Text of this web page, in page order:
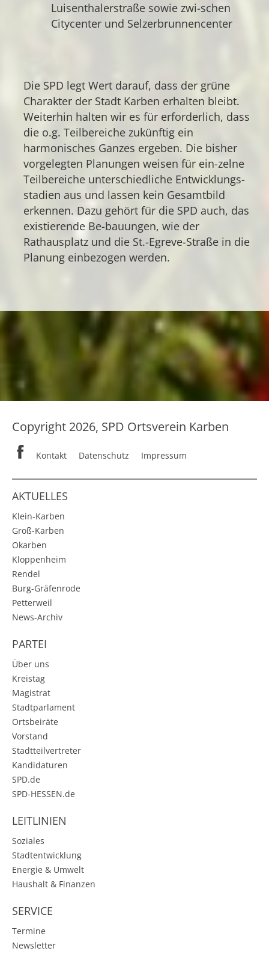
Luisenthalerstraße sowie zwi-schen
Citycenter und Selzerbrunnencenter
Die SPD legt Wert darauf, dass der grüne
Charakter der Stadt Karben erhalten bleibt.
Weiterhin halten wir es für erforderlich, dass
die o.g. Teilbereiche zukünftig ein
harmonisches Ganzes ergeben. Die bisher
vorgelegten Planungen weisen für ein-zelne
Teilbereiche unterschiedliche Entwicklungs-
stadien aus und lassen kein Gesamtbild
erkennen. Dazu gehört für die SPD auch, das
existierende Be-bauungen, wie der
Rathausplatz und die St.-Egreve-Straße in die
Planung einbezogen werden.
Copyright 2026, SPD Ortsverein Karben
Kontakt Datenschutz Impressum
AKTUELLES
Klein-Karben
Groß-Karben
Okarben
Kloppenheim
Rendel
Burg-Gräfenrode
Petterweil
News-Archiv
PARTEI
Über uns
Kreistag
Magistrat
Stadtparlament
Ortsbeiräte
Vorstand
Stadtteilvertreter
Kandidaturen
SPD.de
SPD-HESSEN.de
LEITLINIEN
Soziales
Stadtentwicklung
Energie & Umwelt
Haushalt & Finanzen
SERVICE
Termine
Newsletter